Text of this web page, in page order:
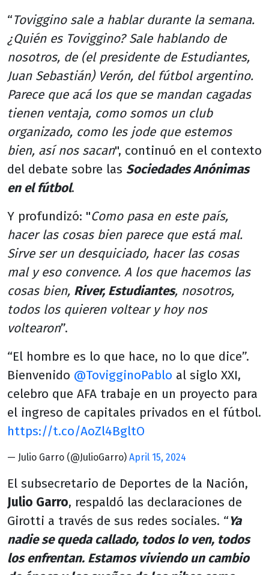
“Toviggino sale a hablar durante la semana.
¿Quién es Toviggino? Sale hablando de
nosotros, de (el presidente de Estudiantes,
Juan Sebastián) Verón, del fútbol argentino.
Parece que acá los que se mandan cagadas
tienen ventaja, como somos un club
organizado, como les jode que estemos
bien, así nos sacan", continuó en el contexto
del debate sobre las Sociedades Anónimas
en el fútbol.
Y profundizó: "Como pasa en este país,
hacer las cosas bien parece que está mal.
Sirve ser un desquiciado, hacer las cosas
mal y eso convence. A los que hacemos las
cosas bien, River, Estudiantes, nosotros,
todos los quieren voltear y hoy nos
voltearon”.
“El hombre es lo que hace, no lo que dice”.
Bienvenido @TovigginoPablo al siglo XXI,
celebro que AFA trabaje en un proyecto para
el ingreso de capitales privados en el fútbol.
https://t.co/AoZl4BgltO
— Julio Garro (@JulioGarro) April 15, 2024
El subsecretario de Deportes de la Nación,
Julio Garro, respaldó las declaraciones de
Girotti a través de sus redes sociales. “Ya
nadie se queda callado, todos lo ven, todos
los enfrentan. Estamos viviendo un cambio